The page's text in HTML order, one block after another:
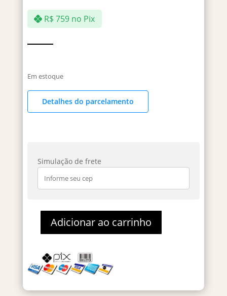
R$ 759 no Pix
Em estoque
Detalhes do parcelamento
Simulação de frete
De
Toilette
Adicionar ao carrinho